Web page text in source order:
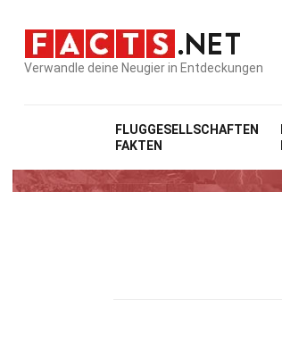
Verwandle deine Neugier in Entdeckungen
FLUGGESELLSCHAFTEN
FAKTEN